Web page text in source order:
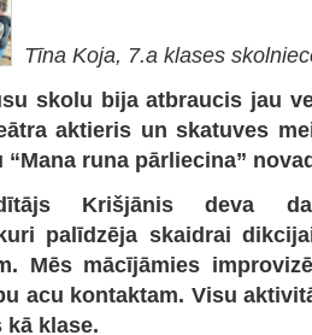
Tīna Koja, 7.a klases
skolu bija atbraucis jau
aktieris un skatuves
runa pārliecina”
Krišjānis deva
palīdzēja skaidrai
Mēs mācījāmies
acu kontaktam. Visu
kā klase.